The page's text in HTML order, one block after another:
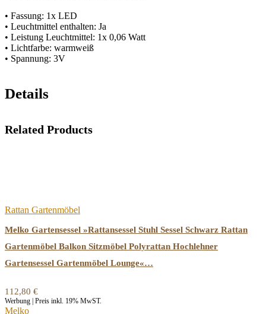
• Fassung: 1x LED
• Leuchtmittel enthalten: Ja
• Leistung Leuchtmittel: 1x 0,06 Watt
• Lichtfarbe: warmweiß
• Spannung: 3V
Details
Related Products
Rattan Gartenmöbel
Melko Gartensessel »Rattansessel Stuhl Sessel Schwarz Rattan
Gartenmöbel Balkon Sitzmöbel Polyrattan Hochlehner
Gartensessel Gartenmöbel Lounge«…
112,80 €
Werbung | Preis inkl. 19% MwST.
Melko